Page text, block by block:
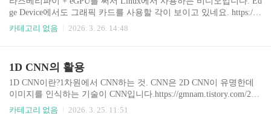
다어떤 모델을 썼다어떤 아이디어를 NN으로 구현 했다어떤 데이터
를 이용했다전처리를 어떻게 했다결과가 몇%나왔다 AI로 다 해결
하려면 어려운데 개발이 들어가주면 현장의 문제와 ..
ge Device에서도 그래픽 카드를 사용할 각이 보이고 있네요. https://w
ww.youtube.com/watch?v=GRUBw0TLpLs
카테고리 없음 2026. 3. 26. 14:48
1D CNN의 활용
1D CNN이란?1차원에서 CNN하는 것. CNN은 2D CNN이 유명한데
이미지를 인식하는 기술이 CNN입니다.https://gmnam.tistory.com/274
#google_vignette 1D Convolutional Neural Network 이해하기 (CNN in
카테고리 없음 2026. 3. 25. 11:51